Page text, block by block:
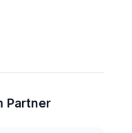
Partner